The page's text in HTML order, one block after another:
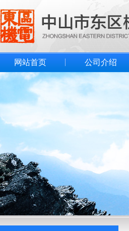
网站首页 公司介绍